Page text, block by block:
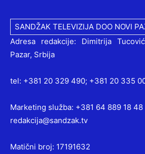
SANDŽAK TELEVIZIJA DOO NOVI
Adresa redakcije: Dimitrija
Pazar, Srbija
tel: +381 20 329 490; +381 20 335
Marketing služba: +381 64 889 18 48
redakcija@sandzak.tv
Matični broj: 17191632